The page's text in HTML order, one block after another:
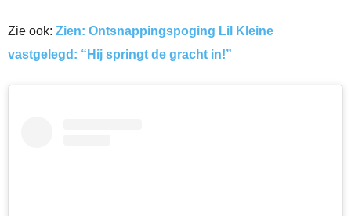
Zie ook: Zien: Ontsnappingspoging Lil Kleine
vastgelegd: “Hij springt de gracht in!”